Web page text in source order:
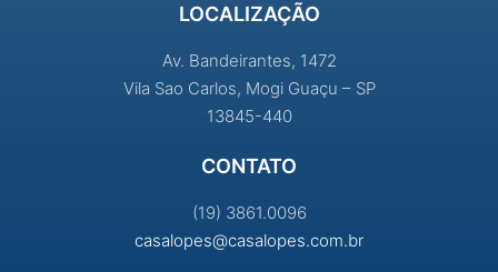
LOCALIZAÇÃO
Av. Bandeirantes, 1472
Vila Sao Carlos, Mogi Guaçu – SP
13845-440
CONTATO
(19) 3861.0096
casalopes@casalopes.com.br